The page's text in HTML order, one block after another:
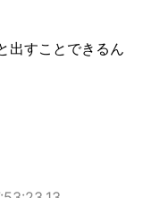
出すことできるん